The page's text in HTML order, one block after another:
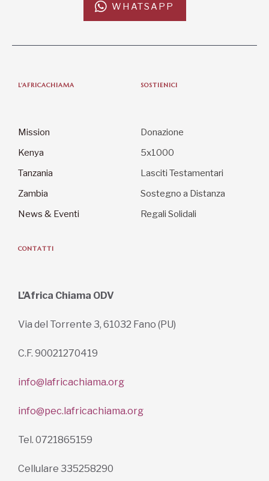
WHATSAPP
L'AFRICACHIAMA
Mission
Kenya
Tanzania
Zambia
News & Eventi
SOSTIENICI
Donazione
5x1000
Lasciti Testamentari
Sostegno a Distanza
Regali Solidali
CONTATTI
L’Africa Chiama ODV
Via del Torrente 3, 61032 Fano (PU)
C.F. 90021270419
info@lafricachiama.org
info@pec.lafricachiama.org
Tel. 0721865159
Cellulare 335258290